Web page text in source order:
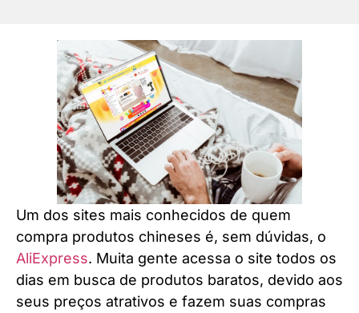
Um dos sites mais conhecidos de quem
compra produtos chineses é, sem dúvidas, o
AliExpress. Muita gente acessa o site todos os
dias em busca de produtos baratos, devido aos
seus preços atrativos e fazem suas compras